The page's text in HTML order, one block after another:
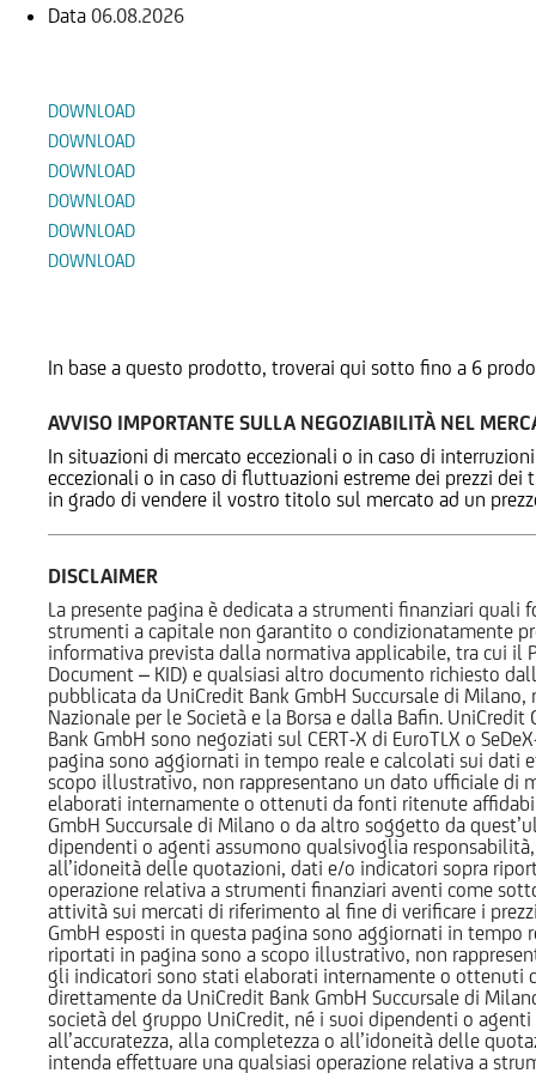
Data 06.08.2026
DOWNLOAD
DOWNLOAD
DOWNLOAD
DOWNLOAD
DOWNLOAD
DOWNLOAD
In base a questo prodotto, troverai qui sotto fino a 6
AVVISO IMPORTANTE SULLA NEGOZIABILITÀ NEL
In situazioni di mercato eccezionali o in caso di
eccezionali o in caso di fluttuazioni estreme dei prezzi
in grado di vendere il vostro titolo sul mercato ad un
DISCLAIMER
La presente pagina è dedicata a strumenti finanziari
strumenti a capitale non garantito o condizionatamente
informativa prevista dalla normativa applicabile, tra cui il
Document – KID) e qualsiasi altro documento richiesto
pubblicata da UniCredit Bank GmbH Succursale di
Nazionale per le Società e la Borsa e dalla Bafin.
Bank GmbH sono negoziati sul CERT-X di EuroTLX o
pagina sono aggiornati in tempo reale e calcolati sui
scopo illustrativo, non rappresentano un dato ufficiale di
elaborati internamente o ottenuti da fonti ritenute
GmbH Succursale di Milano o da altro soggetto da
dipendenti o agenti assumono qualsivoglia
all’idoneità delle quotazioni, dati e/o indicatori sopra
operazione relativa a strumenti finanziari aventi come
attività sui mercati di riferimento al fine di verificare i
GmbH esposti in questa pagina sono aggiornati in
riportati in pagina sono a scopo illustrativo, non
gli indicatori sono stati elaborati internamente o ottenuti
direttamente da UniCredit Bank GmbH Succursale di
società del gruppo UniCredit, né i suoi dipendenti o
all’accuratezza, alla completezza o all’idoneità delle
intenda effettuare una qualsiasi operazione relativa a